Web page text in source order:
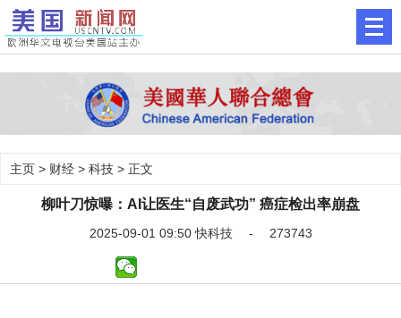
主页 > 财经 > 科技 > 正文
柳叶刀惊曝：AI让医生“自废武功” 癌症检出率崩盘
2025-09-01 09:50 快科技 - 273743